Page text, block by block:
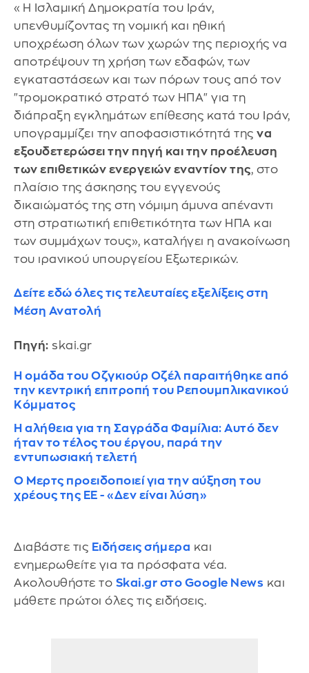
«Η Ισλαμική Δημοκρατία του Ιράν,
υπενθυμίζοντας τη νομική και ηθική
υποχρέωση όλων των χωρών της περιοχής να
αποτρέψουν τη χρήση των εδαφών, των
εγκαταστάσεων και των πόρων τους από τον
"τρομοκρατικό στρατό των ΗΠΑ" για τη
διάπραξη εγκλημάτων επίθεσης κατά του Ιράν,
υπογραμμίζει την αποφασιστικότητά της να
εξουδετερώσει την πηγή και την προέλευση
των επιθετικών ενεργειών εναντίον της, στο
πλαίσιο της άσκησης του εγγενούς
δικαιώματός της στη νόμιμη άμυνα απέναντι
στη στρατιωτική επιθετικότητα των ΗΠΑ και
των συμμάχων τους», καταλήγει η ανακοίνωση
του ιρανικού υπουργείου Εξωτερικών.
Δείτε εδώ όλες τις τελευταίες εξελίξεις στη
Μέση Ανατολή
Πηγή: skai.gr
Η ομάδα του Οζγκιούρ Οζέλ παραιτήθηκε από
την κεντρική επιτροπή του Ρεπουμπλικανικού
Κόμματος
Η αλήθεια για τη Σαγράδα Φαμίλια: Αυτό δεν
ήταν το τέλος του έργου, παρά την
εντυπωσιακή τελετή
Ο Μερτς προειδοποιεί για την αύξηση του
χρέους της ΕΕ - «Δεν είναι λύση»
Διαβάστε τις Ειδήσεις σήμερα και
ενημερωθείτε για τα πρόσφατα νέα.
Ακολουθήστε το Skai.gr στο Google News και
μάθετε πρώτοι όλες τις ειδήσεις.